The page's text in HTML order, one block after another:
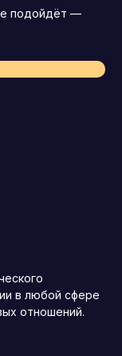
подойдёт —
в любой сфере
отношений.